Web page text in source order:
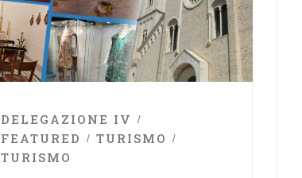
DELEGAZIONE IV
FEATURED
TURISMO
TURISMO